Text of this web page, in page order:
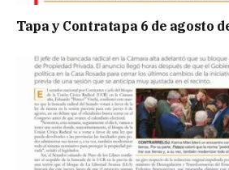
Tapa y Contratapa 6 de agosto